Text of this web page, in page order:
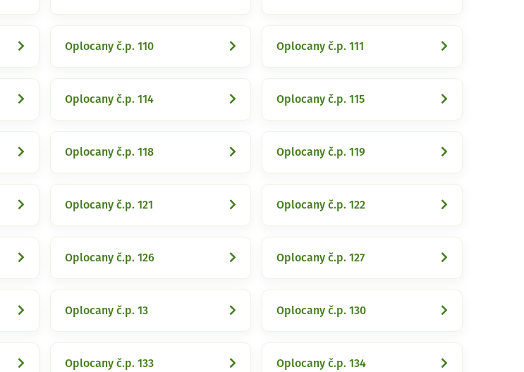
Oplocany č.p. 110 Oplocany č.p. 111
Oplocany č.p. 114 Oplocany č.p. 115
Oplocany č.p. 118 Oplocany č.p. 119
Oplocany č.p. 121 Oplocany č.p. 122
Oplocany č.p. 126 Oplocany č.p. 127
Oplocany č.p. 13 Oplocany č.p. 130
Oplocany č.p. 133 Oplocany č.p. 134